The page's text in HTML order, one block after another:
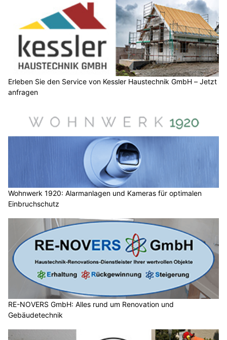
Erleben Sie den Service von Kessler Haustechnik GmbH – Jetzt
anfragen
Wohnwerk 1920: Alarmanlagen und Kameras für optimalen
Einbruchschutz
RE-NOVERS GmbH: Alles rund um Renovation und
Gebäudetechnik